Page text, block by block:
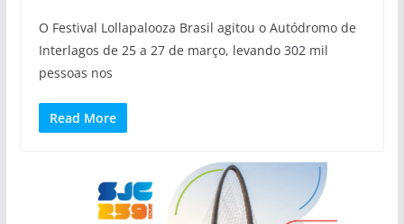
O Festival Lollapalooza Brasil agitou o Autódromo de
Interlagos de 25 a 27 de março, levando 302 mil
pessoas nos
Read More